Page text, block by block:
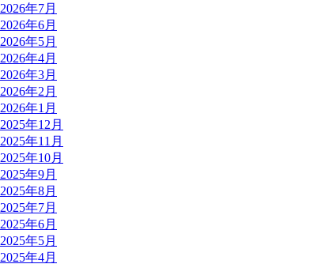
2026年7月
2026年6月
2026年5月
2026年4月
2026年3月
2026年2月
2026年1月
2025年12月
2025年11月
2025年10月
2025年9月
2025年8月
2025年7月
2025年6月
2025年5月
2025年4月